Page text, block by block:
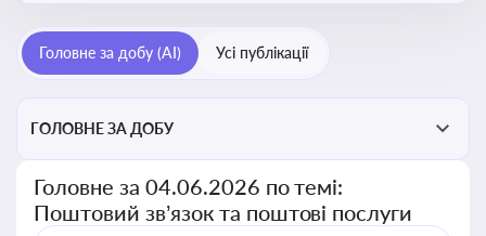
ліцензійних умов, участі в державних реєстрах і
забезпечення прав споживачів.
Головне за добу (AI) Усі публікації
ГОЛОВНЕ ЗА ДОБУ
Головне за 04.06.2026 по темі:
Поштовий зв’язок та поштові послуги